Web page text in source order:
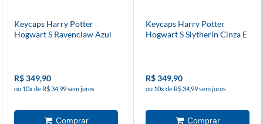
Keycaps Harry Potter
Hogwart S Ravenclaw Azul
R$ 349,90
ou 10x de R$ 34,99 sem juros
Keycaps Harry Potter
Hogwart S Slytherin Cinza E
R$ 349,90
ou 10x de R$ 34,99 sem juros